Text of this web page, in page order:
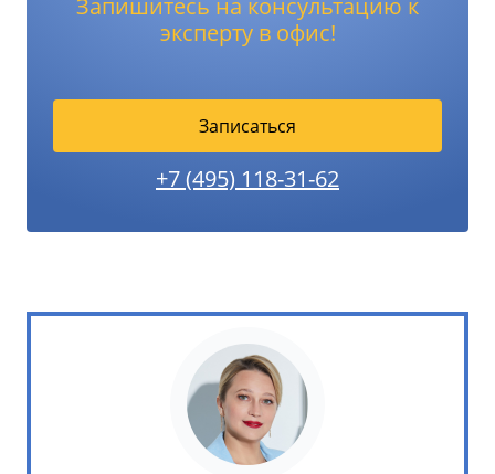
эксперту в офис!
Записаться
+7 (495) 118-31-62